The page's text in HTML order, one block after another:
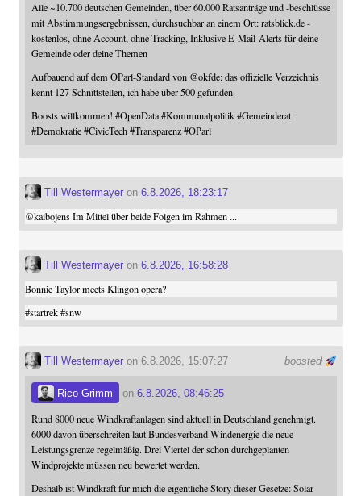
Alle ~10.700 deutschen Gemeinden, über 60.000 Ratsanträge und -beschlüsse
mit Abstimmungsergebnissen, durchsuchbar an einem Ort: ratsblick.de -
kostenlos, ohne Account, ohne Tracking, Inklusive E-Mail-Alerts für deine
Gemeinde oder deine Themen
Aufbauend auf dem OParl-Standard von @okfde: das offizielle Verzeichnis
kennt 127 Schnittstellen, ich habe über 500 gefunden.
Boosts willkommen! #OpenData #Kommunalpolitik #Gemeinderat
#Demokratie #CivicTech #Transparenz #OParl
Till Westermayeron 6.8.2026, 18:23:17
@kaibojensIm Mittel über beide Folgen im Rahmen ...
Till Westermayeron 6.8.2026, 16:58:28
Bonnie Taylor meets Klingon opera?
#startrek #snw
boosted
Till Westermayeron 6.8.2026, 15:07:27
Rico Grimm on 6.8.2026, 08:46:25
Rund 8000 neue Windkraftanlagen sind aktuell in Deutschland genehmigt.
6000 davon überschreiten laut Bundesverband Windenergie die neue
Leistungsgrenze regelmäßig. Drei Viertel der schon durchgeplanten
Windprojekte müssen neu bewertet werden.
Deshalb ist Windkraft für mich die eigentliche Story dieser Gesetze: Solar